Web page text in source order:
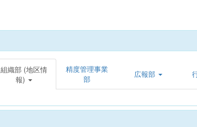
組織部 (地区情
報)
精度管理事業
部
広報部